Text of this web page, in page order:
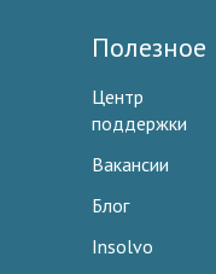
Полезное
Центр
поддержки
Вакансии
Блог
Insolvo